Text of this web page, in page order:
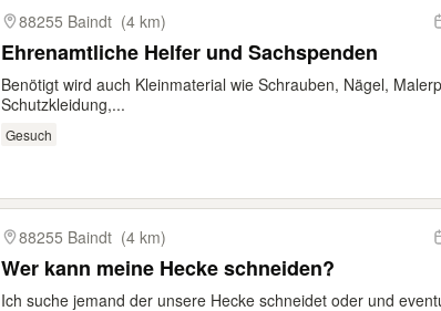
88255 Baindt (4 km)
Ehrenamtliche Helfer und Sachspenden
Benötigt wird auch Kleinmaterial wie Schrauben, Nägel,
Schutzkleidung,...
Gesuch
88255 Baindt (4 km)
Wer kann meine Hecke schneiden?
Ich suche jemand der unsere Hecke schneidet oder und